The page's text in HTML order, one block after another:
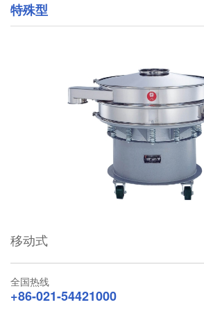
特殊型
移动式
全国热线
+86-021-54421000